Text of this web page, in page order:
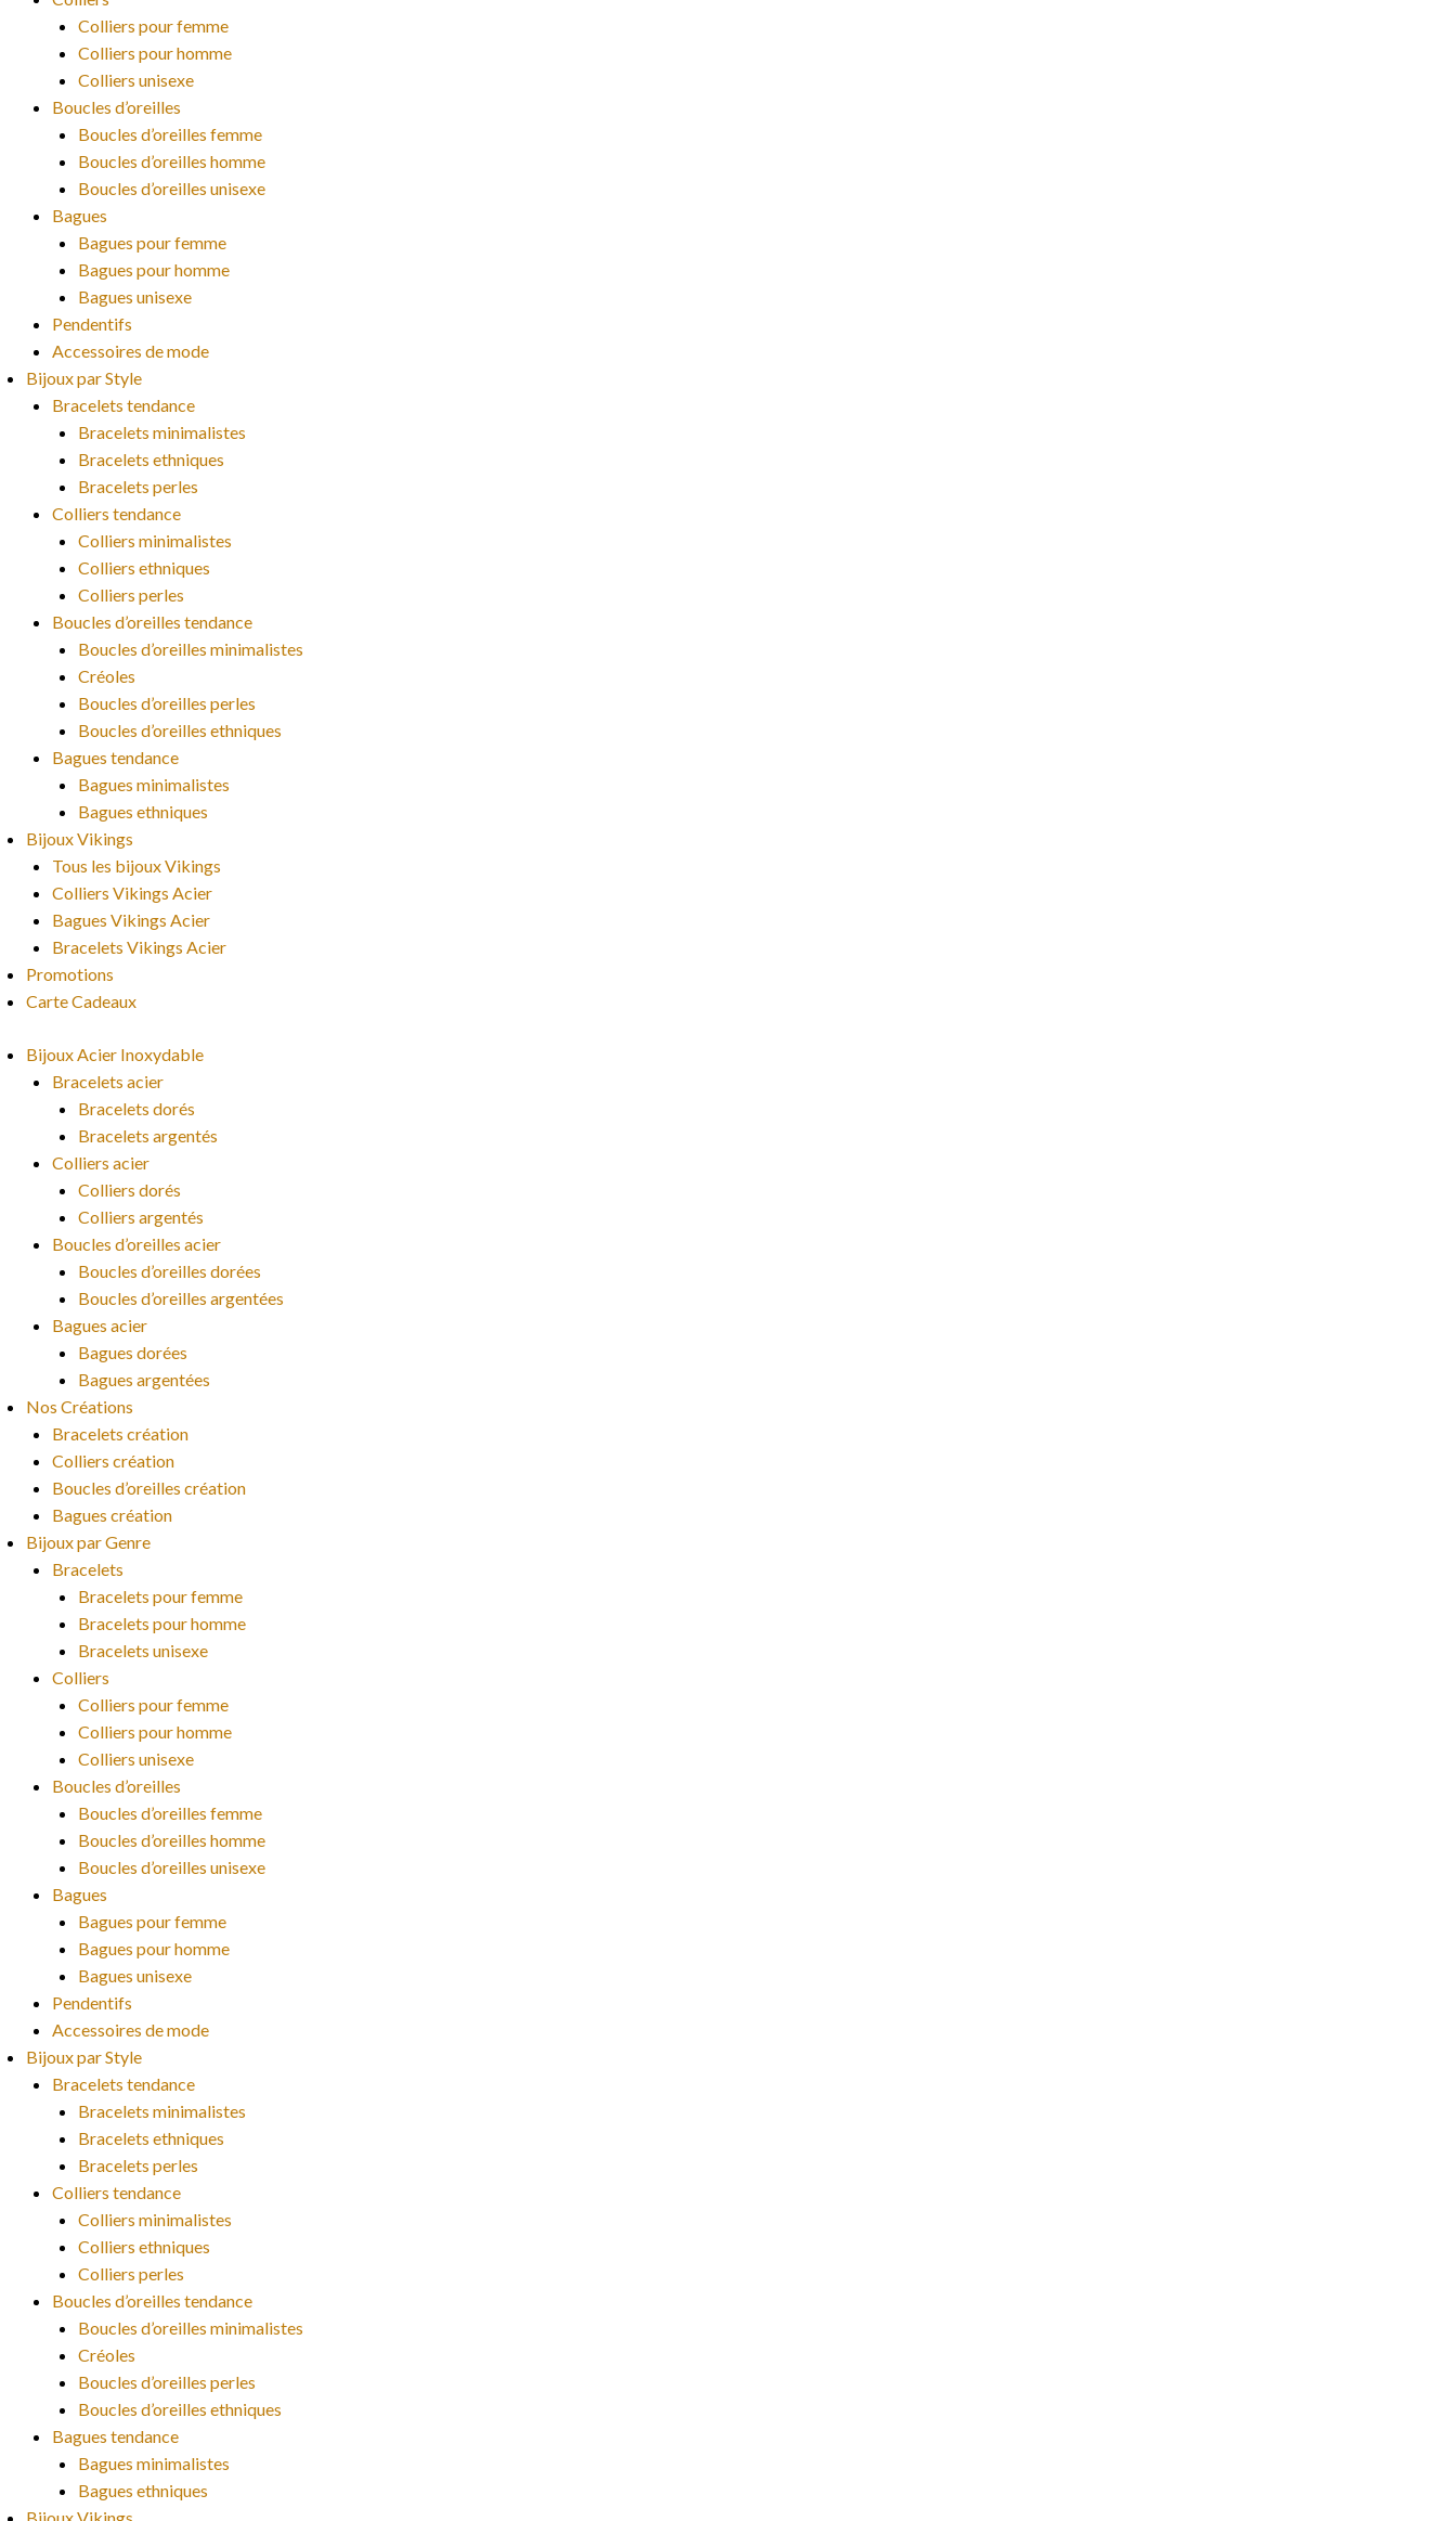
Colliers pour femme
Colliers pour homme
Colliers unisexe
Boucles d’oreilles
Boucles d’oreilles femme
Boucles d’oreilles homme
Boucles d’oreilles unisexe
Bagues
Bagues pour femme
Bagues pour homme
Bagues unisexe
Pendentifs
Accessoires de mode
Bijoux par Style
Bracelets tendance
Bracelets minimalistes
Bracelets ethniques
Bracelets perles
Colliers tendance
Colliers minimalistes
Colliers ethniques
Colliers perles
Boucles d’oreilles tendance
Boucles d’oreilles minimalistes
Créoles
Boucles d’oreilles perles
Boucles d’oreilles ethniques
Bagues tendance
Bagues minimalistes
Bagues ethniques
Bijoux Vikings
Tous les bijoux Vikings
Colliers Vikings Acier
Bagues Vikings Acier
Bracelets Vikings Acier
Promotions
Carte Cadeaux
Bijoux Acier Inoxydable
Bracelets acier
Bracelets dorés
Bracelets argentés
Colliers acier
Colliers dorés
Colliers argentés
Boucles d’oreilles acier
Boucles d’oreilles dorées
Boucles d’oreilles argentées
Bagues acier
Bagues dorées
Bagues argentées
Nos Créations
Bracelets création
Colliers création
Boucles d’oreilles création
Bagues création
Bijoux par Genre
Bracelets
Bracelets pour femme
Bracelets pour homme
Bracelets unisexe
Colliers
Colliers pour femme
Colliers pour homme
Colliers unisexe
Boucles d’oreilles
Boucles d’oreilles femme
Boucles d’oreilles homme
Boucles d’oreilles unisexe
Bagues
Bagues pour femme
Bagues pour homme
Bagues unisexe
Pendentifs
Accessoires de mode
Bijoux par Style
Bracelets tendance
Bracelets minimalistes
Bracelets ethniques
Bracelets perles
Colliers tendance
Colliers minimalistes
Colliers ethniques
Colliers perles
Boucles d’oreilles tendance
Boucles d’oreilles minimalistes
Créoles
Boucles d’oreilles perles
Boucles d’oreilles ethniques
Bagues tendance
Bagues minimalistes
Bagues ethniques